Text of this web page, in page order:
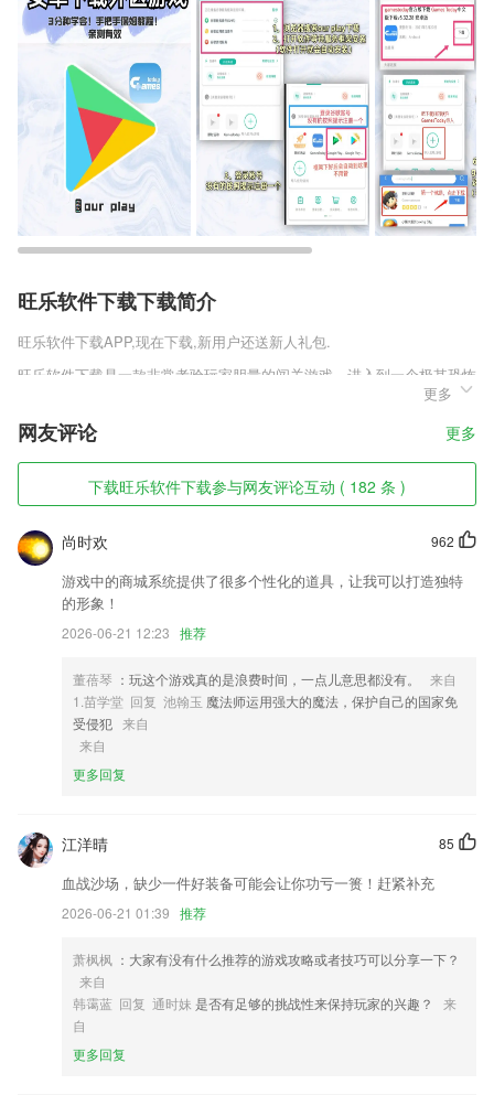
旺乐软件下载下载简介
旺乐软件下载APP,现在下载,新用户还送新人礼包.
旺乐软件下载是一款非常考验玩家胆量的闯关游戏，进入到一个极其恐怖
的古堡当中，更多恐怖的事件将会在你的身边发生，你要在恐惧当中想出
更多办法来帮助自己完成逃生任务。拥有许多的关卡模式等你来完成，在
不同场景中进行探索，收集更多线索，帮助你完成逃生任务。
旺乐软件下载软件特色
1,所有的信息都是精准有用的,是由权威机构搜集推送的,有需要的用户可
以了解下;
2,为收银员定制专属收款通道，支付只需要两秒钟，节省了很多的支付时
间，也避免了排队
3,【OFFICE图文教程】一对一教2265用户OFFICE图文教程
5,【开启艺术之旅】与未来上级直接沟通,当场拍板,闪电入职
6,支持多种文件格式，WORD/PPT/EXCEL/PDF/图片等格式可直接打
旺乐软件下载软件优势
2.能够运用的功能也是十分的多
3.知识点：按科目生成题库，练习题随时做
4.通过体验水果店店长的角色，在经营水果店的同时，认识各种各样的水
5.【全过程评测】测复习、测进展、测学习培训。
6.如果2265用户是专业的钢琴演奏大师，相信一定能发挥弹琴吧的魔力；
旺乐软件下载更新了什么?
更多
网友评论 更多
下载旺乐软件下载参与网友评论互动 ( 182 条 )
962
尚时欢
游戏中的商城系统提供了很多个性化的道具，让我可以打造独特
的形象！
2026-06-21 12:23 推荐
董蓓琴 ：玩这个游戏真的是浪费时间，一点儿意思都没有。
来自
1.苗学堂 回复 池翰玉 魔法师运用强大的魔法，保护自己的国家免
受侵犯 来自
来自
更多回复
85
江洋晴
血战沙场，缺少一件好装备可能会让你功亏一篑！赶紧补充
2026-06-21 01:39 推荐
萧枫枫 ：大家有没有什么推荐的游戏攻略或者技巧可以分享一下？
来自
韩霭蓝 回复 通时妹 是否有足够的挑战性来保持玩家的兴趣？
来
自
更多回复